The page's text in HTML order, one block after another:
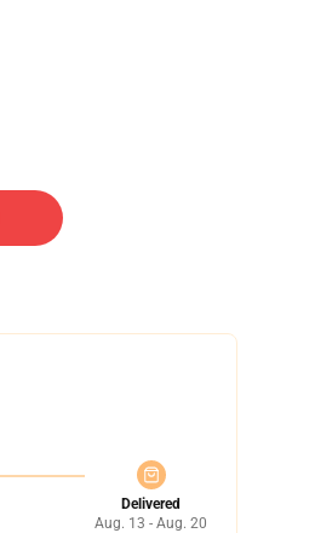
Delivered
Aug. 13 - Aug. 20